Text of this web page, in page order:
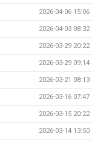
2026-04-06 15:06
2026-04-03 08:32
2026-03-29 20:22
2026-03-29 09:14
2026-03-21 08:13
2026-03-16 07:47
2026-03-15 20:22
2026-03-14 13:50